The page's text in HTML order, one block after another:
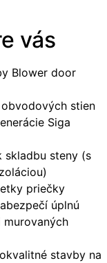
vás
Blower door
stien
Siga
skladbu steny (s
priečky
úplnú
stavby na